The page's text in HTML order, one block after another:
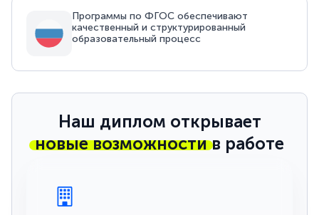
Программы по ФГОС обеспечивают
качественный и структурированный
образовательный процесс
Наш диплом открывает
новые возможностив работе